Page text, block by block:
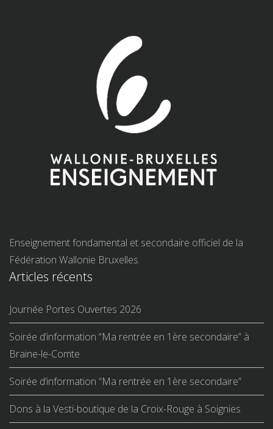
Enseignement fondamental et secondaire officiel de la
Fédération Wallonie Bruxelles.
Articles récents
Journée Portes Ouvertes 2026
Soirée d’information “Ma rentrée en 1ère secondaire” à
Braine-le-Comte
Soirée d’information “Ma rentrée en 1ère secondaire”
Dons à la Vesti-boutique de la Croix-Rouge à Soignies